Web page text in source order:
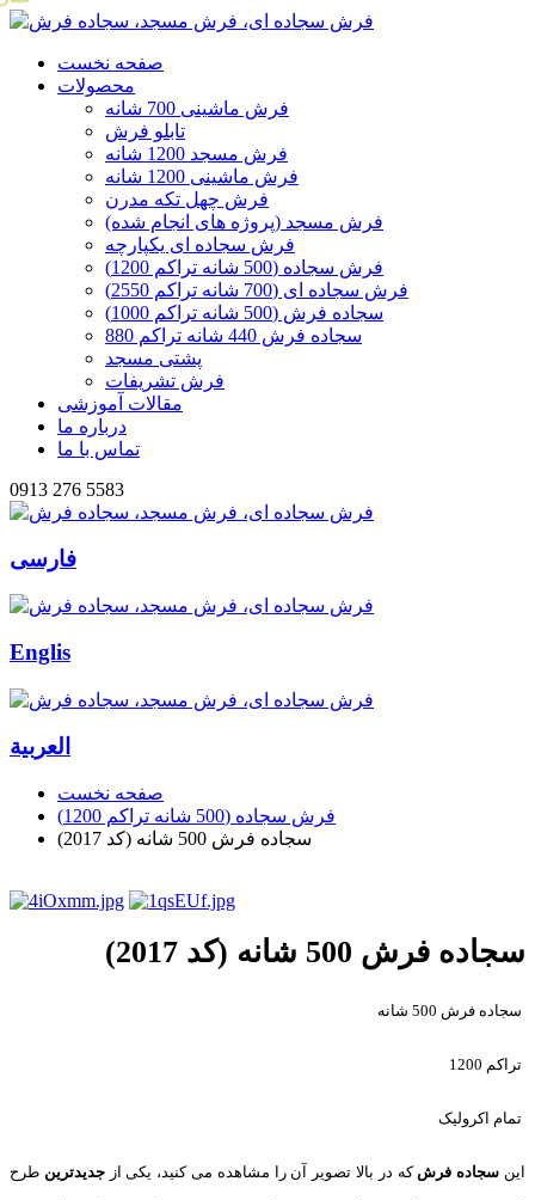
صفحه نخست
محصولات
فرش ماشینی 700 شانه
تابلو فرش
فرش مسجد 1200 شانه
فرش ماشینی 1200 شانه
فرش چهل تکه مدرن
فرش مسجد (پروژه های انجام شده)
فرش سجاده ای یکپارچه
فرش سجاده (500 شانه تراکم 1200)
فرش سجاده ای (700 شانه تراکم 2550)
سجاده فرش (500 شانه تراکم 1000)
سجاده فرش 440 شانه تراکم 880
پشتی مسجد
فرش تشریفات
مقالات آموزشی
درباره ما
تماس با ما
0913 276 5583
فارسی
Englis
العربیة
صفحه نخست
فرش سجاده (500 شانه تراکم 1200)
سجاده فرش 500 شانه (کد 2017)
سجاده فرش 500 شانه (کد 2017)
سجاده فرش 500 شانه
تراکم 1200
تمام اکرولیک
این سجاده فرش که در بالا تصویر آن را مشاهده می کنید، یکی ازجدیدترین طرح